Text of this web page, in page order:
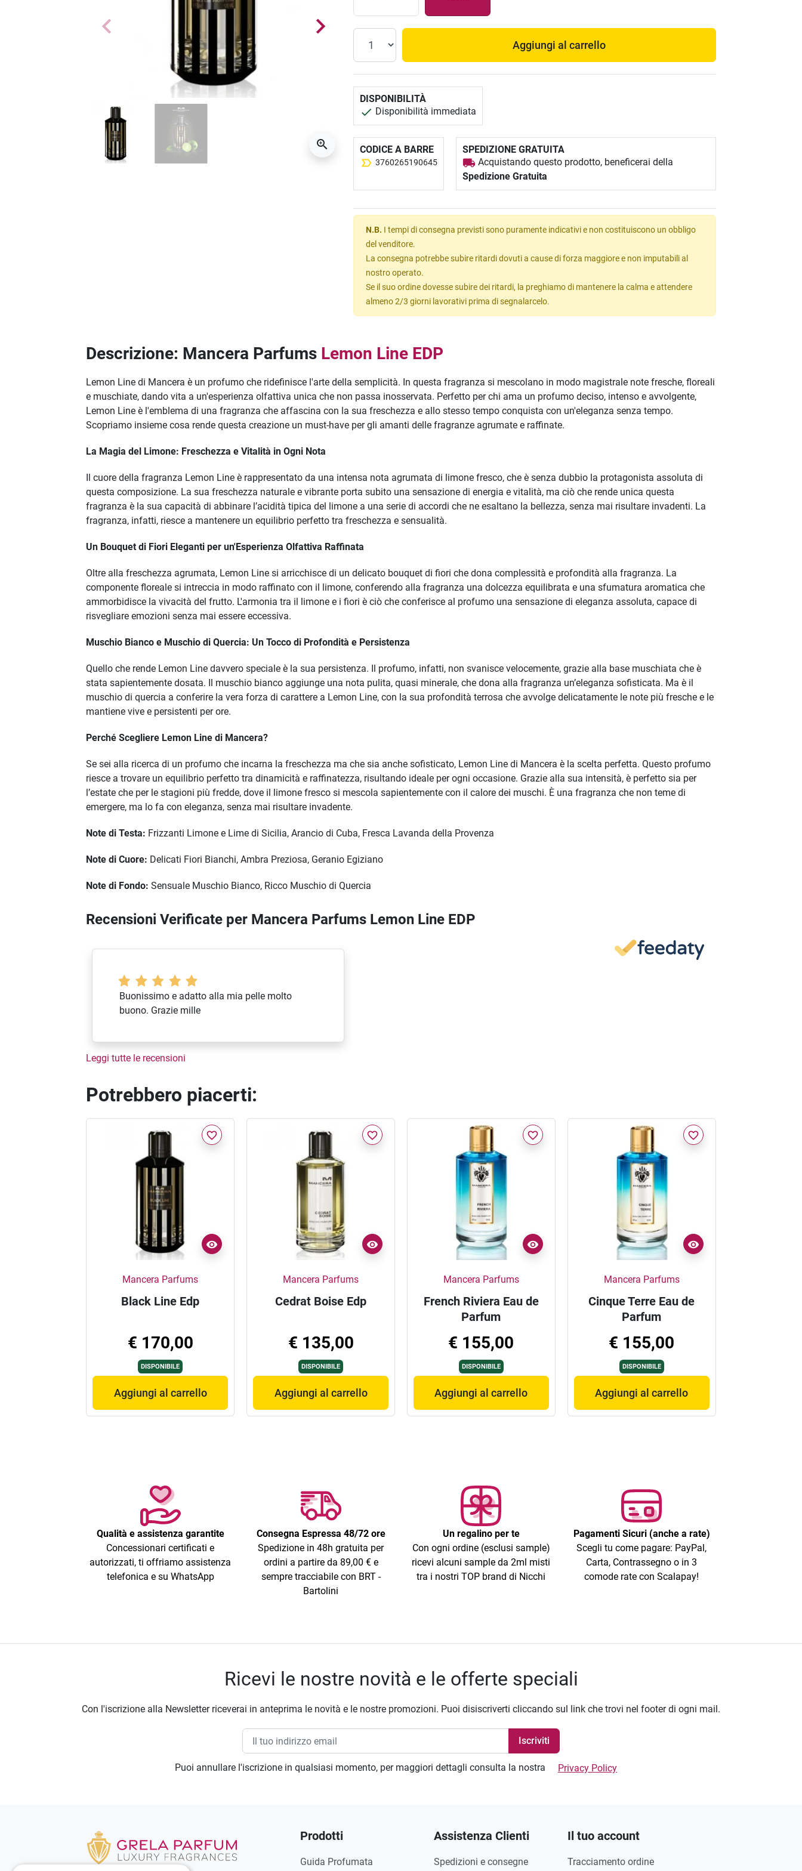
Aggiungi al carrello
DISPONIBILITÀ
Disponibilità immediata
CODICE A BARRE
3760265190645
SPEDIZIONE GRATUITA
Acquistando questo prodotto, beneficerai della
Spedizione Gratuita
N.B. I tempi di consegna previsti sono puramente indicativi e non costituiscono un obbligo
del venditore.
La consegna potrebbe subire ritardi dovuti a cause di forza maggiore e non imputabili al
nostro operato.
Se il suo ordine dovesse subire dei ritardi, la preghiamo di mantenere la calma e attendere
almeno 2/3 giorni lavorativi prima di segnalarcelo.
Descrizione: Mancera Parfums Lemon Line EDP
Lemon Line di Mancera è un profumo che ridefinisce l'arte della semplicità. In questa fragranza si mescolano in modo magistrale note fresche, floreali
e muschiate, dando vita a un'esperienza olfattiva unica che non passa inosservata. Perfetto per chi ama un profumo deciso, intenso e avvolgente,
Lemon Line è l'emblema di una fragranza che affascina con la sua freschezza e allo stesso tempo conquista con un'eleganza senza tempo.
Scopriamo insieme cosa rende questa creazione un must-have per gli amanti delle fragranze agrumate e raffinate.
La Magia del Limone: Freschezza e Vitalità in Ogni Nota
Il cuore della fragranza Lemon Line è rappresentato da una intensa nota agrumata di limone fresco, che è senza dubbio la protagonista assoluta di
questa composizione. La sua freschezza naturale e vibrante porta subito una sensazione di energia e vitalità, ma ciò che rende unica questa
fragranza è la sua capacità di abbinare l’acidità tipica del limone a una serie di accordi che ne esaltano la bellezza, senza mai risultare invadenti. La
fragranza, infatti, riesce a mantenere un equilibrio perfetto tra freschezza e sensualità.
Un Bouquet di Fiori Eleganti per un'Esperienza Olfattiva Raffinata
Oltre alla freschezza agrumata, Lemon Line si arricchisce di un delicato bouquet di fiori che dona complessità e profondità alla fragranza. La
componente floreale si intreccia in modo raffinato con il limone, conferendo alla fragranza una dolcezza equilibrata e una sfumatura aromatica che
ammorbidisce la vivacità del frutto. L'armonia tra il limone e i fiori è ciò che conferisce al profumo una sensazione di eleganza assoluta, capace di
risvegliare emozioni senza mai essere eccessiva.
Muschio Bianco e Muschio di Quercia: Un Tocco di Profondità e Persistenza
Quello che rende Lemon Line davvero speciale è la sua persistenza. Il profumo, infatti, non svanisce velocemente, grazie alla base muschiata che è
stata sapientemente dosata. Il muschio bianco aggiunge una nota pulita, quasi minerale, che dona alla fragranza un’eleganza sofisticata. Ma è il
muschio di quercia a conferire la vera forza di carattere a Lemon Line, con la sua profondità terrosa che avvolge delicatamente le note più fresche e le
mantiene vive e persistenti per ore.
Perché Scegliere Lemon Line di Mancera?
Se sei alla ricerca di un profumo che incarna la freschezza ma che sia anche sofisticato, Lemon Line di Mancera è la scelta perfetta. Questo profumo
riesce a trovare un equilibrio perfetto tra dinamicità e raffinatezza, risultando ideale per ogni occasione. Grazie alla sua intensità, è perfetto sia per
l’estate che per le stagioni più fredde, dove il limone fresco si mescola sapientemente con il calore dei muschi. È una fragranza che non teme di
emergere, ma lo fa con eleganza, senza mai risultare invadente.
Note di Testa: Frizzanti Limone e Lime di Sicilia, Arancio di Cuba, Fresca Lavanda della Provenza
Note di Cuore: Delicati Fiori Bianchi, Ambra Preziosa, Geranio Egiziano
Note di Fondo: Sensuale Muschio Bianco, Ricco Muschio di Quercia
Recensioni Verificate per Mancera Parfums Lemon Line EDP
Buonissimo e adatto alla mia pelle molto
buono. Grazie mille
Leggi tutte le recensioni
Potrebbero piacerti:
favorite_border
Mancera Parfums
Black Line Edp
€ 170,00
DISPONIBILE
Aggiungi al carrello
favorite_border
Mancera Parfums
Cedrat Boise Edp
€ 135,00
DISPONIBILE
Aggiungi al carrello
favorite_border
Mancera Parfums
French Riviera Eau de
Parfum
€ 155,00
DISPONIBILE
Aggiungi al carrello
favorite_border
Mancera Parfums
Cinque Terre Eau de
Parfum
€ 155,00
DISPONIBILE
Aggiungi al carrello
Qualità e assistenza garantite
Concessionari certificati e
autorizzati, ti offriamo assistenza
telefonica e su WhatsApp
Consegna Espressa 48/72 ore
Spedizione in 48h gratuita per
ordini a partire da 89,00 € e
sempre tracciabile con BRT -
Bartolini
Un regalino per te
Con ogni ordine (esclusi sample)
ricevi alcuni sample da 2ml misti
tra i nostri TOP brand di Nicchi
Pagamenti Sicuri (anche a rate)
Scegli tu come pagare: PayPal,
Carta, Contrassegno o in 3
comode rate con Scalapay!
Ricevi le nostre novità e le offerte speciali
Con l'iscrizione alla Newsletter riceverai in anteprima le novità e le nostre promozioni. Puoi disiscriverti cliccando sul link che trovi nel footer di ogni mail.
Puoi annullare l'iscrizione in qualsiasi momento, per maggiori dettagli consulta la nostra Privacy Policy
Prodotti
Guida Profumata
Assistenza Clienti
Spedizioni e consegne
Il tuo account
Tracciamento ordine